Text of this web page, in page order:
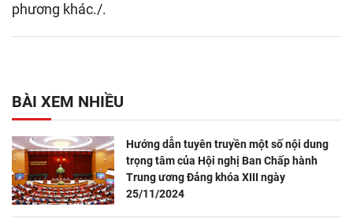
phương khác./.
BÀI XEM NHIỀU
Hướng dẫn tuyên truyền một số nội dung
trọng tâm của Hội nghị Ban Chấp hành
Trung ương Đảng khóa XIII ngày
25/11/2024